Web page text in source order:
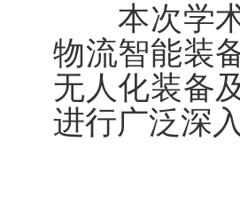
本次学术
物流智能装
无人化装备
进行广泛深